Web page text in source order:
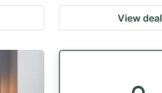
View deal